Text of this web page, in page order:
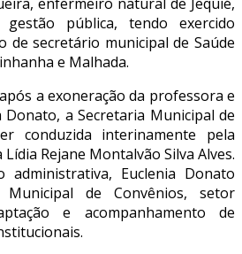
pública, tendo exercido
de secretário municipal de Saúde
e Malhada.
a exoneração da professora e
Donato, a Secretaria Municipal de
conduzida interinamente pela
Rejane Montalvão Silva Alves.
administrativa, Euclenia Donato
de Convênios, setor
e acompanhamento de